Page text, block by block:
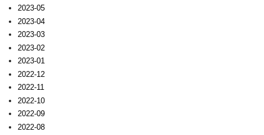
2023-05
2023-04
2023-03
2023-02
2023-01
2022-12
2022-11
2022-10
2022-09
2022-08